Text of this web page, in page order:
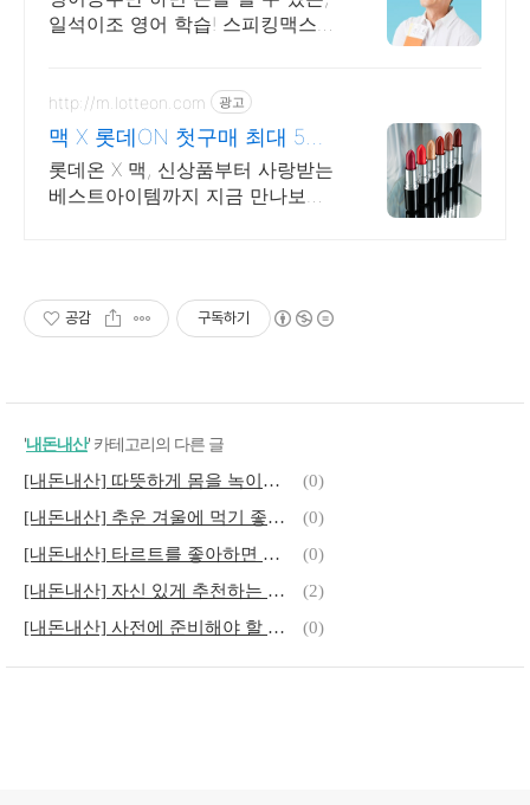
일석이조 영어 학습! 스피킹맥스는
금보상까지 알차게!
http://m.lotteon.com 광고
맥 X 롯데ON 첫구매 최대 5천
원 혜택!
롯데온 X 맥, 신상품부터 사랑받는
베스트아이템까지 지금 만나보세
공감 구독하기
'내돈내산' 카테고리의 다른 글
[내돈내산] 따뜻하게 몸을 녹이는 합정 우동 맛집 카덴
(0)
[내돈내산] 추운 겨울에 먹기 좋은 천안 각원사 두부 음식점 초당골 순두부
(0)
[내돈내산] 타르트를 좋아하면 무조건 만족하는 천안 타르트 맛집 room81
(0)
[내돈내산] 자신 있게 추천하는 갈매 해물찜, 태윤 해물찜 칼국수
(2)
[내돈내산] 사전에 준비해야 할 천안 케이크 맛집 샌디스 케이크
(0)